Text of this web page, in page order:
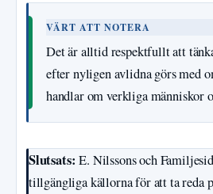
VÄRT ATT NOTERA
Det är alltid respektfullt att
efter nyligen avlidna görs med
handlar om verkliga människor
Slutsats: E. Nilssons och
tillgängliga källorna för att ta reda